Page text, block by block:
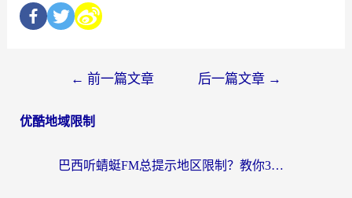
← 前一篇文章 后一篇文章 →
优酷地域限制
巴西听蜻蜓FM总提示地区限制？教你3步修改定位畅听国内内容